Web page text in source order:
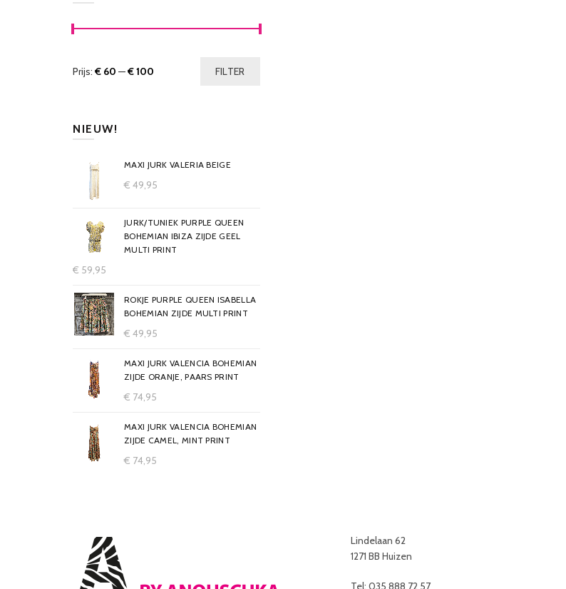
FILTER
Prijs: € 60 —€ 100
NIEUW!
MAXI JURK VALERIA BEIGE
€ 49,95
JURK/TUNIEK PURPLE QUEEN
BOHEMIAN IBIZA ZIJDE GEEL
MULTI PRINT
€ 59,95
ROKJE PURPLE QUEEN ISABELLA
BOHEMIAN ZIJDE MULTI PRINT
€ 49,95
MAXI JURK VALENCIA BOHEMIAN
ZIJDE ORANJE, PAARS PRINT
€ 74,95
MAXI JURK VALENCIA BOHEMIAN
ZIJDE CAMEL, MINT PRINT
€ 74,95
Lindelaan 62
1271 BB Huizen
Tel: 035 888 72 57